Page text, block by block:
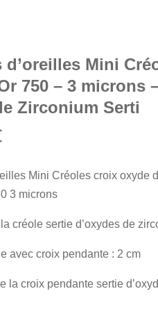
d’oreilles Mini
750 – 3 microns
Zirconium Serti
Mini Créoles croix oxyde
3 microns
créole sertie d’oxydes de
avec croix pendante : 2 cm
la croix pendante sertie